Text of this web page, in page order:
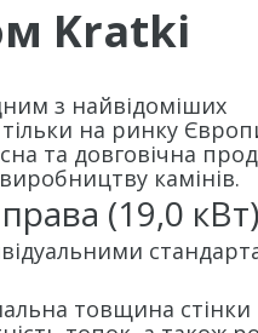
Kratki
з найвідоміших
тільки на ринку
та довговічна
камінів.
(19,0 кВт)
товщина стінки